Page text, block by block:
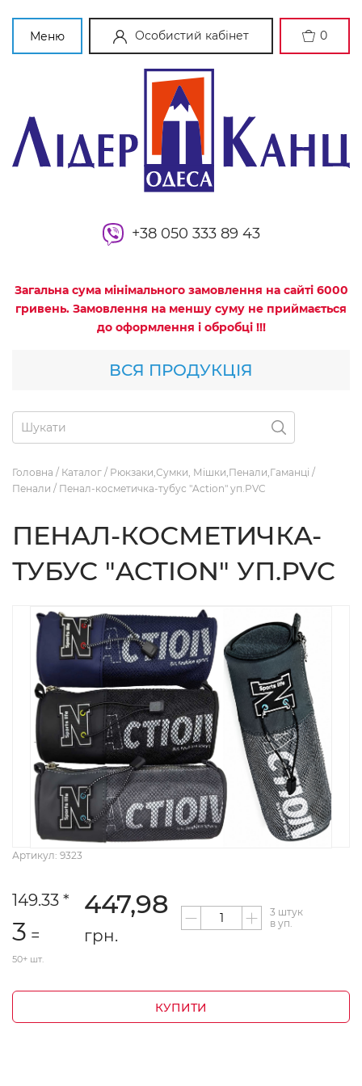
Меню Особистий кабінет 0
+38 050 333 89 43
Загальна сума мінімального замовлення на сайті 6000
гривень. Замовлення на меншу суму не приймається
до оформлення і обробці !!!
ВСЯ ПРОДУКЦІЯ
Головна / Каталог / Рюкзаки,Сумки, Мішки,Пенали,Гаманці /
Пенали / Пенал-косметичка-тубус "Action" уп.PVC
ПЕНАЛ-КОСМЕТИЧКА-
ТУБУС "ACTION" УП.PVC
Артикул: 9323
149.33 *
3 =
447,98
грн.
3 штук
в уп.
50+ шт.
КУПИТИ